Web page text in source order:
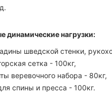
динамические нагрузки:
шведской стенки,
сетка - 100кг,
веревочного набора - 80кг,
спины и пресса - 100кг.